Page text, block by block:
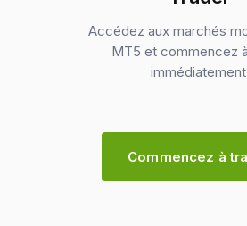
Accédez aux marchés
MT5 et commencez
Commencez à